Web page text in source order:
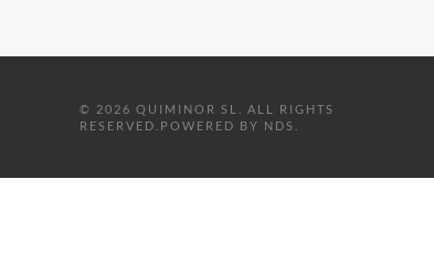
© 2026 QUIMINOR SL. ALL RIGHTS
RESERVED. POWERED BY NDS